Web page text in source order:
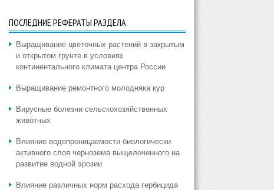
ПОСЛЕДНИЕ РЕФЕРАТЫ РАЗДЕЛА
Выращивание цветочных растений в закрытым
и открытом грунте в условиях
континентального климата центра России
Выращивание ремонтного молодняка кур
Вирусные болезни сельскохозяйственных
животных
Влияние водопроницаемости биологически
активного слоя чернозема выщелоченного на
развитие водной эрозии
Влияние различных норм расхода гербицида